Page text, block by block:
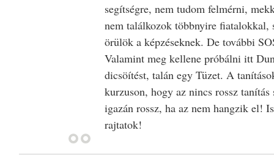
segítségre, nem tudom felmérni,
nem találkozok többnyire fiatalokkal,
örülök a képzéseknek. De további
Valamint meg kellene próbálni itt
dicsöítést, talán egy Tüzet. A
kurzuson, hogy az nincs rossz
igazán rossz, ha az nem hangzik el!
rajtatok!